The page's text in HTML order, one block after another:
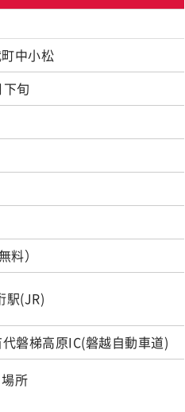
中小松
旬
料）
駅(JR)
磐梯高原IC(磐越自動車道)
所